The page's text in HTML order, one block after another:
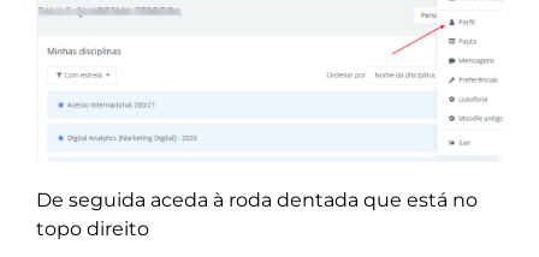
De seguida aceda à roda dentada que está no
topo direito